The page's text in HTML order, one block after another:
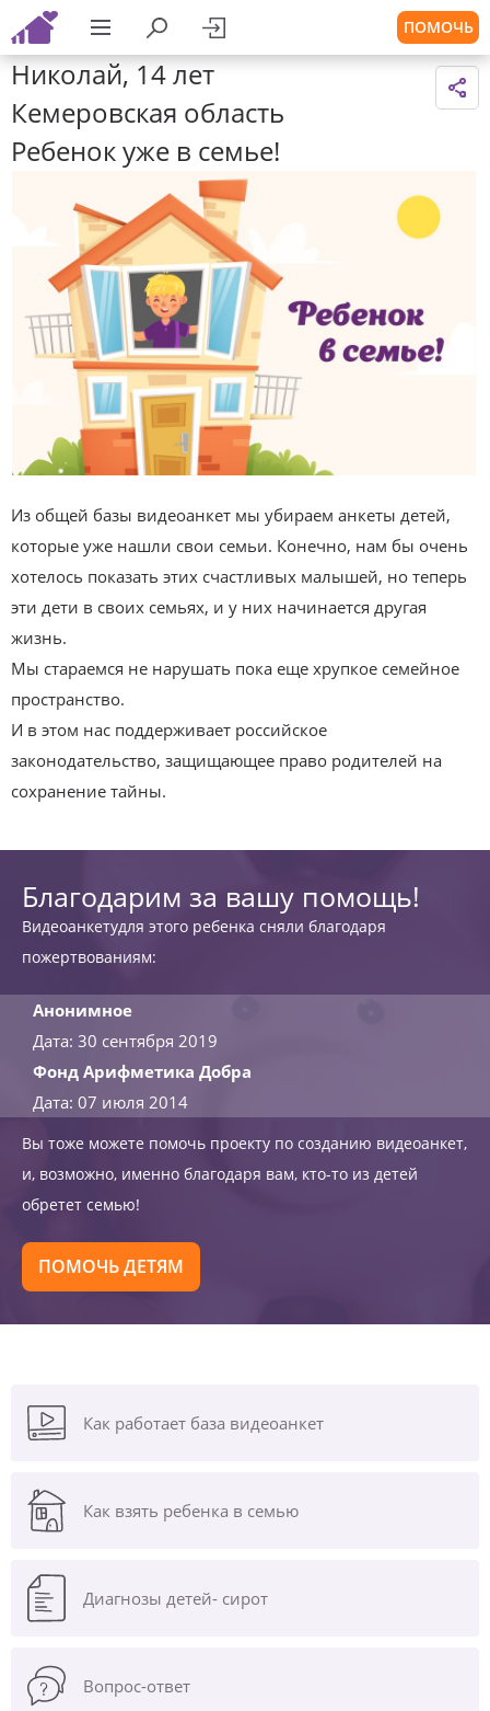
ПОМОЧЬ
Николай, 14 лет
Кемеровская область
Ребенок уже в семье!
Из общей базы видеоанкет мы убираем анкеты детей,
которые уже нашли свои семьи. Конечно, нам бы очень
хотелось показать этих счастливых малышей, но теперь
эти дети в своих семьях, и у них начинается другая
жизнь.
Мы стараемся не нарушать пока еще хрупкое семейное
пространство.
И в этом нас поддерживает российское
законодательство, защищающее право родителей на
сохранение тайны.
Благодарим за вашу помощь!
Видеоанкетудля этого ребенка сняли благодаря
пожертвованиям:
Анонимное
Дата: 30 сентября 2019
Фонд Арифметика Добра
Дата: 07 июля 2014
Вы тоже можете помочь проекту по созданию видеоанкет,
и, возможно, именно благодаря вам, кто-то из детей
обретет семью!
ПОМОЧЬ ДЕТЯМ
Как работает база видеоанкет
Как взять ребенка в семью
Диагнозы детей- сирот
Вопрос-ответ